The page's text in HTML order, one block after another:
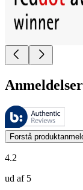
Anmeldelser
Disse anmeldelser
Kundernes
Forstå
4.2
ud af 5